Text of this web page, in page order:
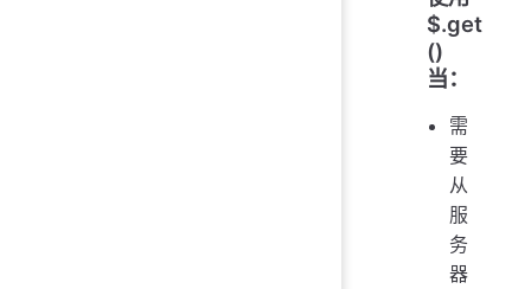
$.get
()
当：
需
要
从
服
务
器